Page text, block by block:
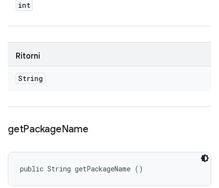
int
Ritorni
String
getPackageName
public String getPackageName ()